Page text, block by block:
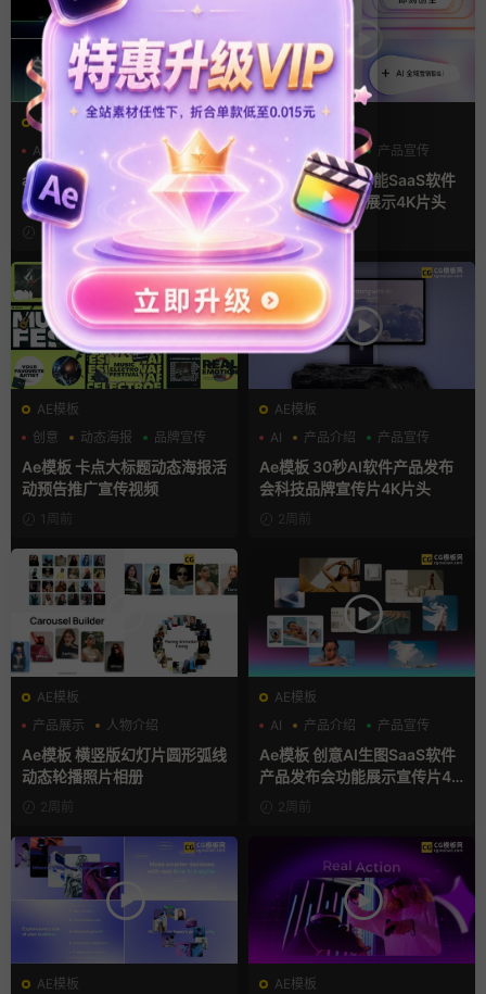
AE模板
AI
产品介绍 产品宣传
ae片头模板 36秒科技感AI人
工智能SaaS产品图文数据展示
宣传视频AE模板
22小时前
AE模板
产品介绍 产品宣传
Ae模板 AI人工智能SaaS软件
产品发布会宣传展示4K片头
6天前
AE模板
创意
动态海报 品牌宣传
Ae模板 卡点大标题动态海报活
动预告推广宣传视频
1周前
AE模板
AI
产品介绍 产品宣传
Ae模板 30秒AI软件产品发布
会科技品牌宣传片4K片头
2周前
AE模板
产品展示
人物介绍
团队介绍
Ae模板 横竖版幻灯片圆形弧线
动态轮播照片相册
2周前
AE模板
AI
产品介绍 产品宣传
Ae模板 创意AI生图SaaS软件
产品发布会功能展示宣传片4K
片头2周前
AE模板
AE模板